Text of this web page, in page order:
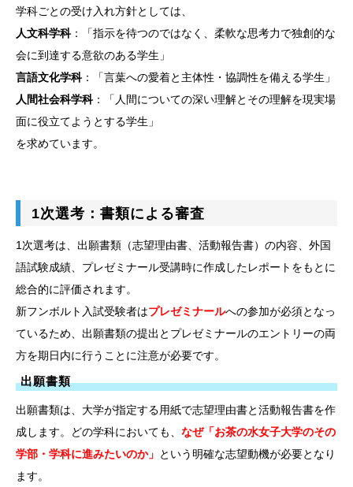
学科ごとの受け入れ方針としては、
人文科学科：「指示を待つのではなく、柔軟な思考力で独創的な
会に到達する意欲のある学生」
言語文化学科：「言葉への愛着と主体性・協調性を備える学生」
人間社会科学科：「人間についての深い理解とその理解を現実場
面に役立てようとする学生」
を求めています。
1次選考：書類による審査
1次選考は、出願書類（志望理由書、活動報告書）の内容、外国
語試験成績、プレゼミナール受講時に作成したレポートをもとに
総合的に評価されます。
新フンボルト入試受験者はプレゼミナールへの参加が必須となっ
ているため、出願書類の提出とプレゼミナールのエントリーの両
方を期日内に行うことに注意が必要です。
出願書類
出願書類は、大学が指定する用紙で志望理由書と活動報告書を作
成します。どの学科においても、 なぜ「お茶の水女子大学のその
学部・学科に進みたいのか」 という明確な志望動機が必要となり
ます。